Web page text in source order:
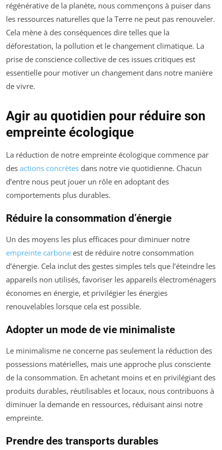
régénérative de la planète, nous commençons à puiser dans
les ressources naturelles que la Terre ne peut pas renouveler.
Cela mène à des conséquences dire telles que la
déforestation, la pollution et le changement climatique. La
prise de conscience collective de ces issues critiques est
essentielle pour motiver un changement dans notre manière
de vivre.
Agir au quotidien pour réduire son
empreinte écologique
La réduction de notre empreinte écologique commence par
des actions concrètes dans notre vie quotidienne. Chacun
d’entre nous peut jouer un rôle en adoptant des
comportements plus durables.
Réduire la consommation d’énergie
Un des moyens les plus efficaces pour diminuer notre
empreinte carbone est de réduire notre consommation
d’énergie. Cela inclut des gestes simples tels que l’éteindre les
appareils non utilisés, favoriser les appareils électroménagers
économes en énergie, et privilégier les énergies
renouvelables lorsque cela est possible.
Adopter un mode de vie minimaliste
Le minimalisme ne concerne pas seulement la réduction des
possessions matérielles, mais une approche plus consciente
de la consommation. En achetant moins et en privilégiant des
produits durables, réutilisables et locaux, nous contribuons à
diminuer la demande en ressources, réduisant ainsi notre
empreinte.
Prendre des transports durables